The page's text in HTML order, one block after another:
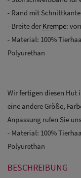
- Rand mit Schnittkante
- Breite der Krempe:
- Material: 100%
Polyurethan
Wir fertigen diesen Hut
eine andere Größe,
Anpassung rufen Sie
- Material: 100%
Polyurethan
BESCHREIBUNG